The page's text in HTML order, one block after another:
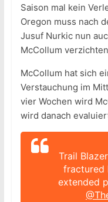
Saison mal kein
Oregon muss nach
Jusuf Nurkic nun
McCollum
McCollum hat sich
Verstauchung im
vier Wochen wird
wird danach
Trail
fractured
extended